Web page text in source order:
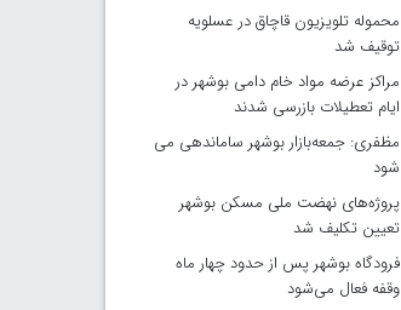
محموله تلویزیون قاچاق در عسلویه
توقیف شد
مراکز عرضه مواد خام دامی بوشهر در
ایام تعطیلات بازرسی شدند
مظفری: جمعه‌بازار بوشهر ساماندهی می‌
شود
پروژه‌های نهضت ملی مسکن بوشهر
تعیین تکلیف شد
فرودگاه بوشهر پس از حدود چهار ماه
وقفه فعال می‌شود